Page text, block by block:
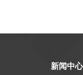
新闻中心